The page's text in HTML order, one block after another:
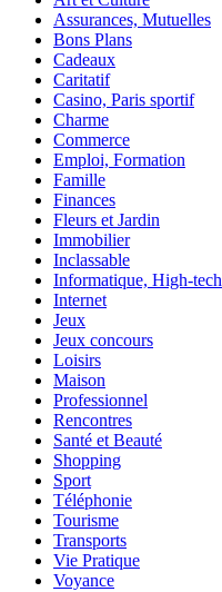
Assurances, Mutuelles
Bons Plans
Cadeaux
Caritatif
Casino, Paris sportif
Charme
Commerce
Emploi, Formation
Famille
Finances
Fleurs et Jardin
Immobilier
Inclassable
Informatique, High-tech
Internet
Jeux
Jeux concours
Loisirs
Maison
Professionnel
Rencontres
Santé et Beauté
Shopping
Sport
Téléphonie
Tourisme
Transports
Vie Pratique
Voyance